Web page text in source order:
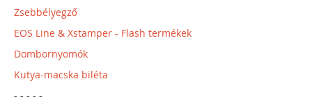
Zsebbélyegző
EOS Line & Xstamper - Flash termékek
Dombornyomók
Kutya-macska biléta
- - - - -